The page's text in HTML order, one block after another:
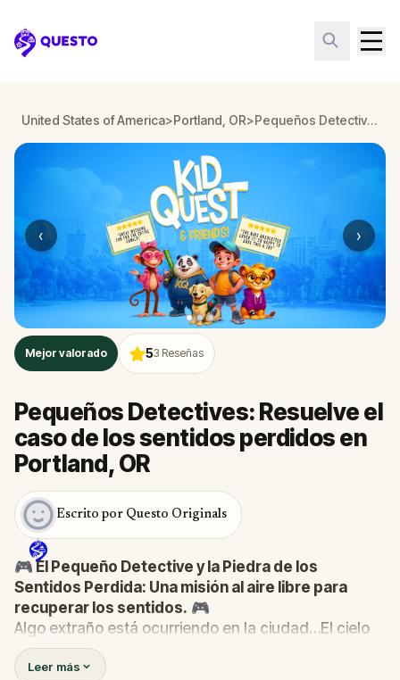
Questo
United States of America>Portland, OR> Pequeños Detectives: Resuelve el caso de los sentidos perdidos en Portland, OR
‹ ›
Mejor valorado 53 Reseñas
Pequeños Detectives: Resuelve el
caso de los sentidos perdidos en
Portland, OR
Escrito por Questo Originals
🎮 El Pequeño Detective y la Piedra de los
Sentidos Perdida: Una misión al aire libre para
recuperar los sentidos. 🎮
Algo extraño está ocurriendo en la ciudad…El cielo
ha perdido su color, los pájaros ya no cantan y ni
siquiera la panadería huele a pasteles recién
Leer más